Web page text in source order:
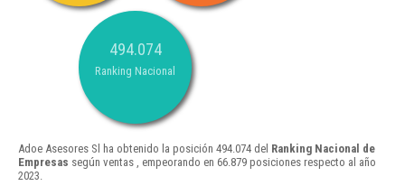
494.074
Ranking Nacional
Adoe Asesores Sl ha obtenido la posición 494.074 del Ranking Nacional de
Empresas según ventas , empeorando en 66.879 posiciones respecto al año
2023.